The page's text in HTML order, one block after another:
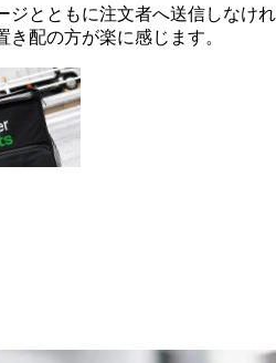
ジとともに注文者へ送信しなけれ
配の方が楽に感じます。